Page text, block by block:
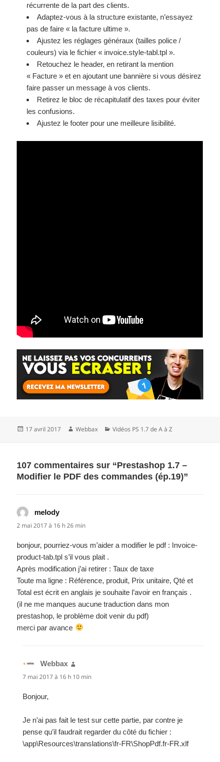
récurrente de la part des clients.
Adaptez-vous à la structure existante, n’essayez
pas de faire « la facture ultime ».
Ajustez les réglages généraux (tailles police /
couleurs) via le fichier « invoice.style-tabl.tpl ».
Retouchez le header, en retirant la mention
« Facture » et en ajoutant une bannière si vous désirez
faire passer un message à vos clients.
Retirez le bloc de récapitulatif des taxes pour éviter
les confusions.
Ajustez le footer pour une meilleure lisibilité.
Publié
17 avril 2017 Auteur
Webbax Catégories
Vidéos PS 1.7 de A à Z
107 commentaires sur “Prestashop 1.7 –
Modifier le PDF des commandes (ép.19)”
melody
2 mai 2017 à 16 h 26 min
bonjour, pourriez-vous m’aider a modifier le pdf : Invoice-
product-tab.tpl s’il vous plait .
Après modification j’ai retirer : Taux de taxe
Toute ma ligne : Référence, produit, Prix unitaire, Qté et
Total est écrit en anglais je souhaite l’avoir en français .
(il ne me manques aucune traduction dans mon
prestashop, le problème doit venir du pdf)
merci par avance
Webbax
7 mai 2017 à 16 h 10 min
Bonjour,
Je n’ai pas fait le test sur cette partie, par contre je
pense qu’il faudrait regarder du côté du fichier :
\app\Resources\translations\fr-FR\ShopPdf.fr-FR.xlf